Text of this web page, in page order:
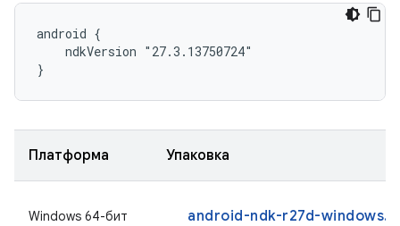
android {
    ndkVersion "27.3.13750724"
}
Платформа Упаковка
Windows 64-бит android-ndk-r27d-